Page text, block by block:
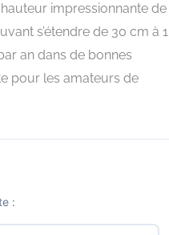
impressionnante de
s’étendre de 30 cm à 1
an dans de bonnes
pour les amateurs de
: